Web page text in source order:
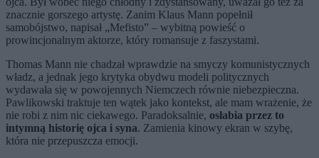
znacznie gorszego artystę. Zanim Klaus Mann popełnił
samobójstwo, napisał „Mefisto” – wybitną powieść o
prowincjonalnym aktorze, który romansuje z faszystami.
Thomas Mann nie chadzał wprawdzie na smyczy komunistycznych
władz, a jednak jego krytyka obydwu modeli politycznych
wydawała się w powojennych Niemczech równie niebezpieczna.
Pawlikowski traktuje ten wątek jako kontekst, ale mam wrażenie, że
nie robi z nim nic ciekawego. Paradoksalnie, osłabia przez to
intymną historię ojca i syna. Zamienia kinowy ekran w szybę,
która nie przepuszcza emocji.